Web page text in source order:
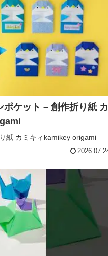
ポケット – 創作折り紙 カ
紙 カミキィkamikey origami